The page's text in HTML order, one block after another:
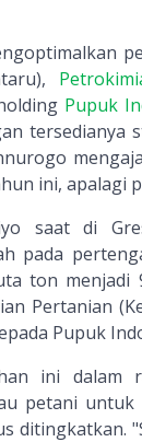
Pupuk
tersedianya
ini, apalagi
saat di
pada
ton menjadi
Pertanian
Pupuk
ini dalam
petani
ditingkatkan.